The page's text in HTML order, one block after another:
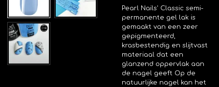
Pearl Nails' Classic semi-
permanente gel lak is
gemaakt van een zeer
gepigmenteerd,
krasbestendig en slijtvast
materiaal dat een
glanzend oppervlak aan
de nagel geeft Op de
natuurlijke nagel kan het